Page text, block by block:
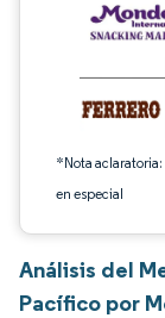
*Nota
en especial
Análisis del
Pacífico por